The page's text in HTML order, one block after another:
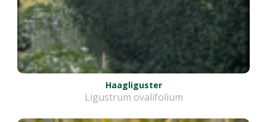
Haagliguster
Ligustrum ovalifolium